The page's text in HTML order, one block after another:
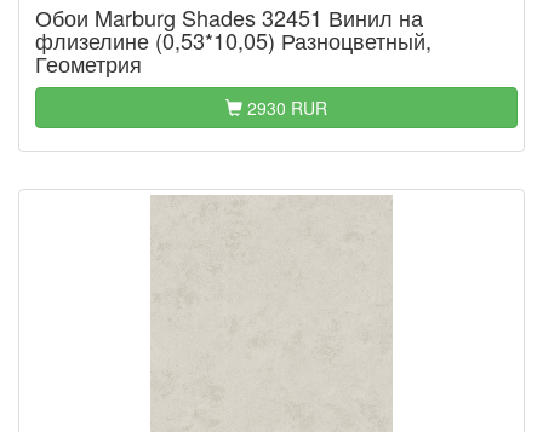
Обои Marburg Shades 32451 Винил на
флизелине (0,53*10,05) Разноцветный,
Геометрия
2930 RUR